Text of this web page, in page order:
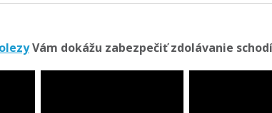
Vám dokážu zabezpečiť zdolávanie